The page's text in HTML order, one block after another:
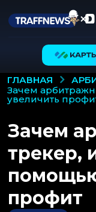
ГЛАВНАЯ
зачем арбитражнику трекер, и как с его помощью
увеличить
Зачем
трекер,
профит